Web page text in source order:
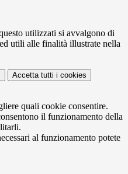
utilizzati si avvalgono di
utili alle finalità illustrate nella
Accetta tutti i cookies
quali cookie consentire.
il funzionamento della
al funzionamento potete